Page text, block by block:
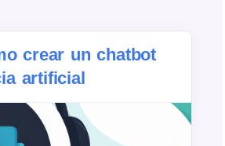
crear un chatbot
artificial